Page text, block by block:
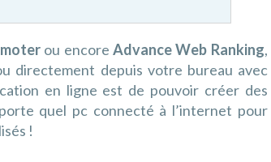
ou encoreAdvance Web Ranking,
directement depuis votre bureau avec
en ligne est de pouvoir créer des
quel pc connecté à l’internet pour
!